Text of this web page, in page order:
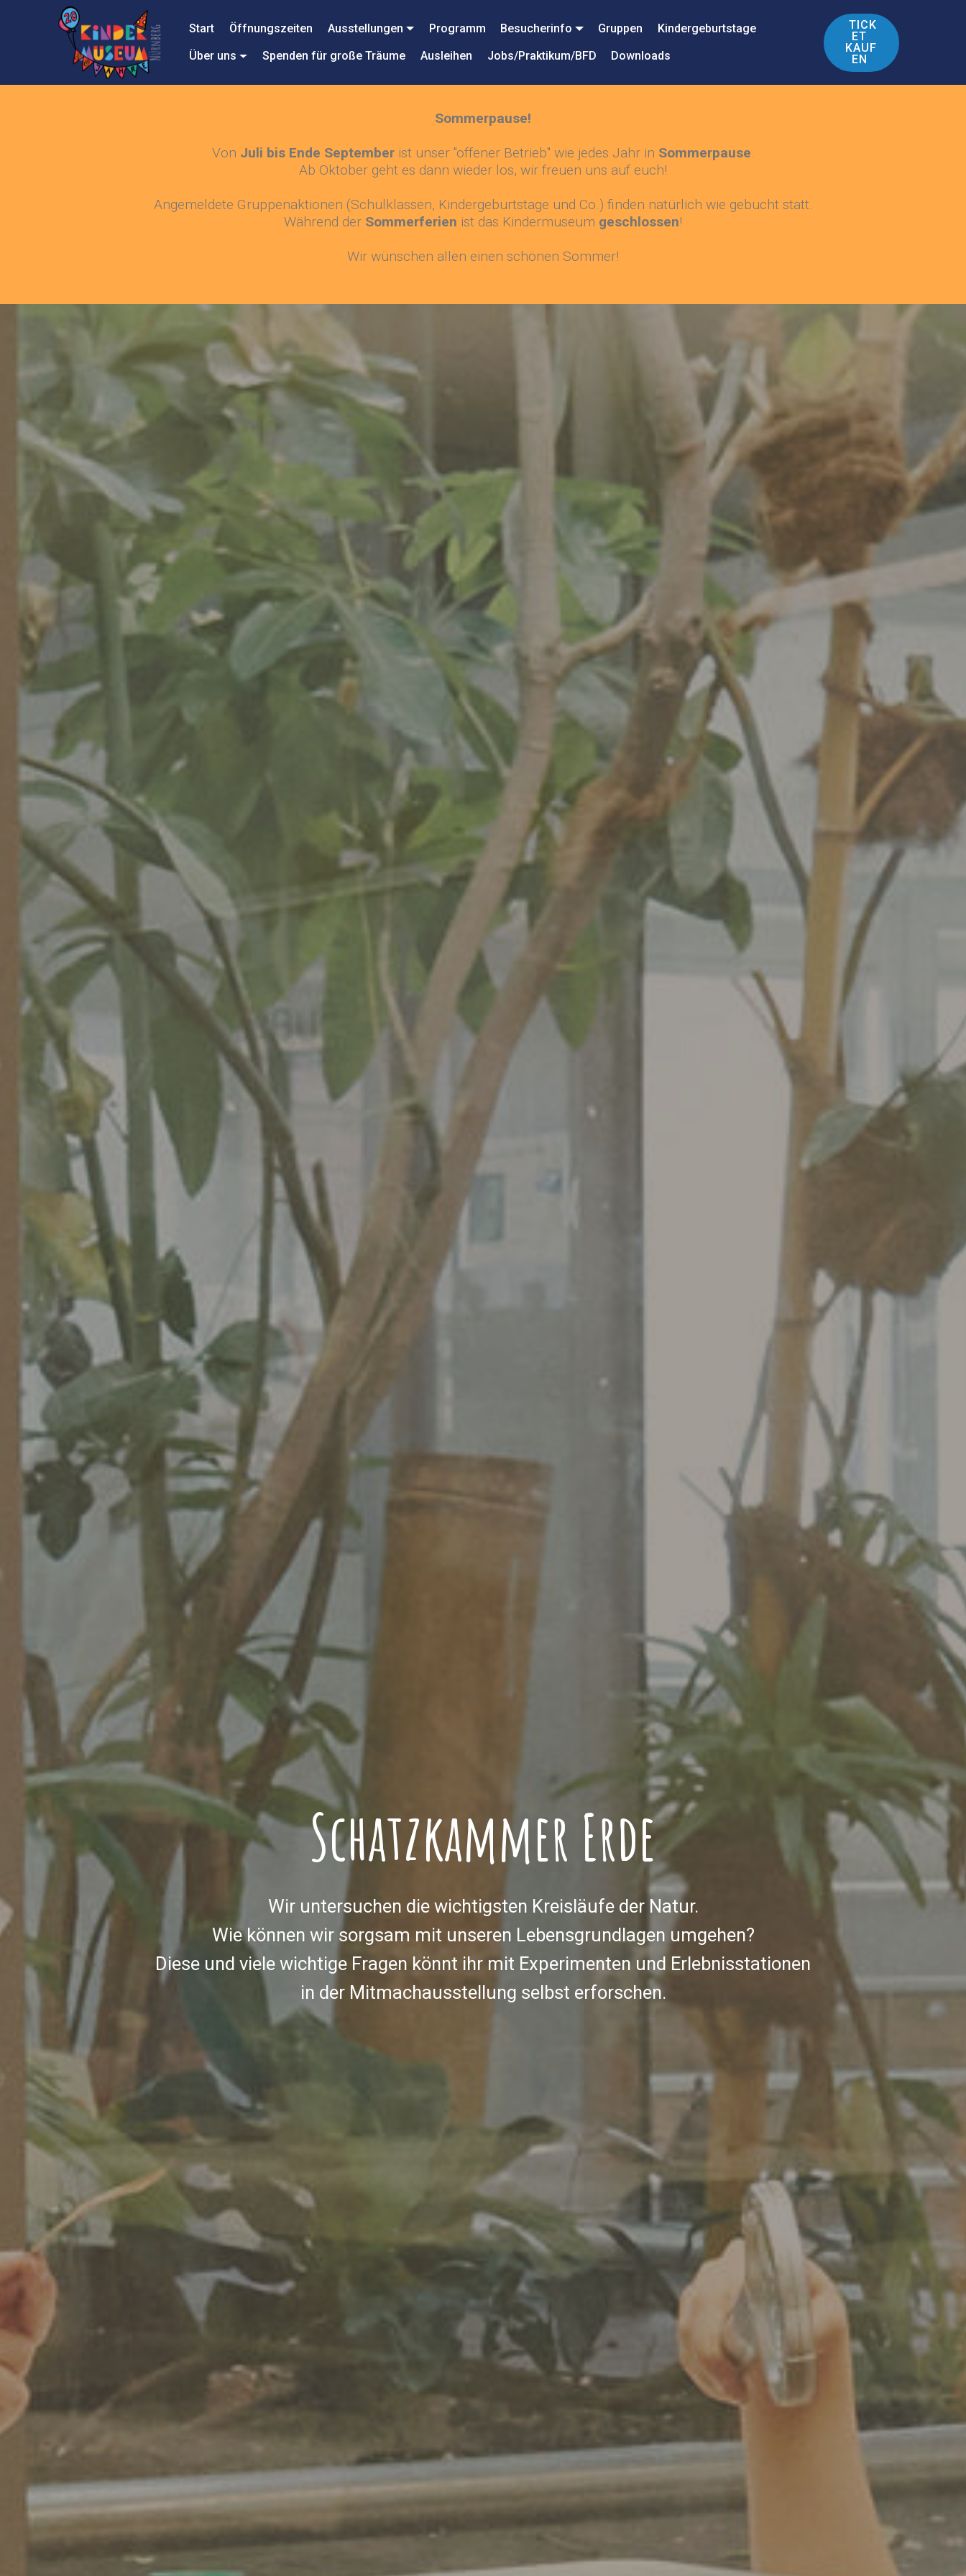
Start Öffnungszeiten Ausstellungen Programm Besucherinfo Gruppen Kindergeburtstage
Über uns Spenden für große Träume Ausleihen Jobs/Praktikum/BFD Downloads
TICK
ET
KAUF
EN
Sommerpause!
Von Juli bis Ende September ist unser "offener Betrieb" wie jedes Jahr in Sommerpause.
Ab Oktober geht es dann wieder los, wir freuen uns auf euch!
Angemeldete Gruppenaktionen (Schulklassen, Kindergeburtstage und Co.) finden natürlich wie gebucht statt.
Während der Sommerferien ist das Kindermuseum geschlossen!
Wir wünschen allen einen schönen Sommer!
Schatzkammer Erde
Wir untersuchen die wichtigsten Kreisläufe der Natur.
Wie können wir sorgsam mit unseren Lebensgrundlagen umgehen?
Diese und viele wichtige Fragen könnt ihr mit Experimenten und Erlebnisstationen
in der Mitmachausstellung selbst erforschen.